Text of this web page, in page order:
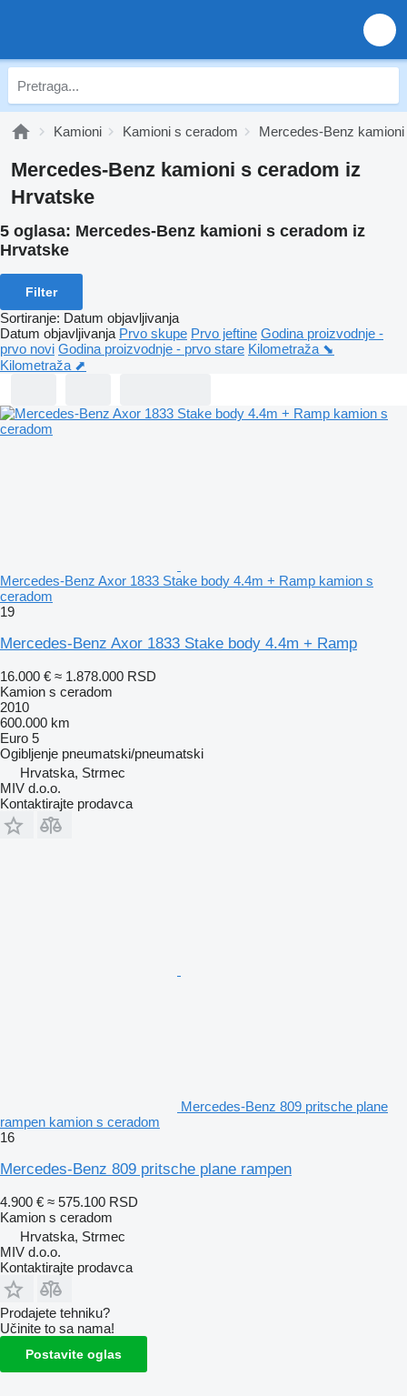
Kamioni Kamioni s ceradom Mercedes-Benz
Mercedes-Benz kamioni s ceradom iz
Hrvatske
5 oglasa: Mercedes-Benz kamioni s ceradom iz
Hrvatske
Filter
Sortiranje: Datum objavljivanja
Datum objavljivanja Prvo skupe Prvo jeftine Godina proizvodnje -
prvo novi Godina proizvodnje - prvo stare Kilometraža ⬊
Kilometraža ⬈
Mercedes-Benz Axor 1833 Stake body 4.4m + Ramp kamion s
ceradom
19
Mercedes-Benz Axor 1833 Stake body 4.4m + Ramp
16.000 € ≈ 1.878.000 RSD
Kamion s ceradom
2010
600.000 km
Euro 5
Ogibljenje pneumatski/pneumatski
Hrvatska, Strmec
MIV d.o.o.
Kontaktirajte prodavca
Mercedes-Benz 809 pritsche plane
rampen kamion s ceradom
16
Mercedes-Benz 809 pritsche plane rampen
4.900 € ≈ 575.100 RSD
Kamion s ceradom
Hrvatska, Strmec
MIV d.o.o.
Kontaktirajte prodavca
Prodajete tehniku?
Učinite to sa nama!
Postavite oglas